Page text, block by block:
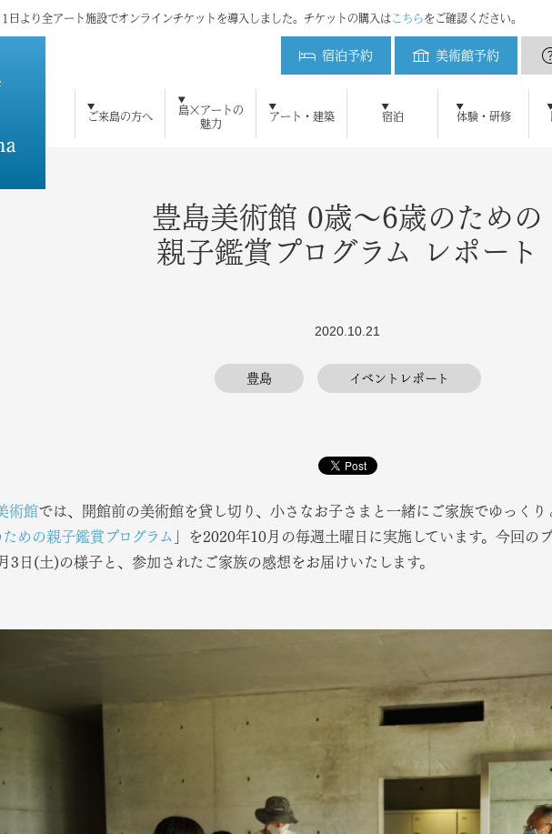
日より全アート施設でオンラインチケットを導入しました。チケットの購入は こちらをご確認ください。
宿泊予約 美術館予約
ご来島の方へ
へ 初めてご来島の方へ
島×アートの
魅力
の魅力 ベネッセアートサイト直島とは
アート・建築
築 アート・建築をみる
宿泊
ベネッセハウス
体験・研修
研修・教育プログラム 直島コメづくりプ
ブログ 直島新美術館特設サイト ベネッセ
方へ メディアの方へ プレスリリース プレスキット
よくある質問 お問い合わせ 採用情報
豊島美術館 0歳～6歳のための
親子鑑賞プログラム レポート
2020.10.21
豊島 イベントレポート
術館では、開館前の美術館を貸し切り、小さなお子さまと一緒にご家族でゆっくり
めの親子鑑賞プログラム
」を2020年10月の毎週土曜日に実施しています。今回の
3日(土)の様子と、参加されたご家族の感想をお届けいたします。